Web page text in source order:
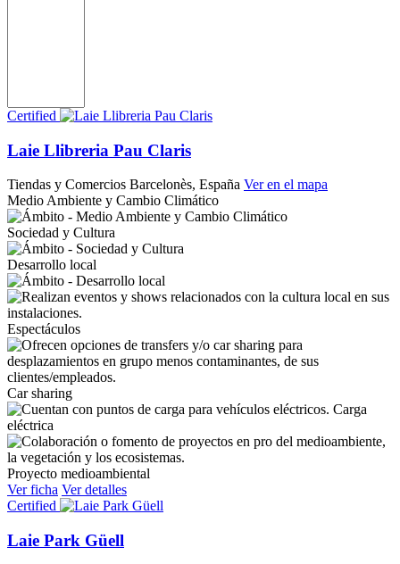
Certified
Laie Llibreria Pau Claris
Tiendas y Comercios Barcelonès, España Ver en el mapa
Medio Ambiente y Cambio Climático
Sociedad y Cultura
Desarrollo local
Espectáculos
Car sharing
Carga
eléctrica
Proyecto medioambiental
Ver ficha Ver detalles
Certified
Laie Park Güell